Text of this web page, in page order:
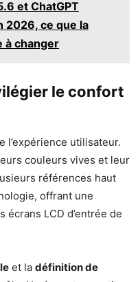
et ChatGPT
2026, ce que la
à changer
le confort
l’expérience utilisateur.
couleurs vives et leur
références haut
offrant une
LCD d’entrée de
et la définition de